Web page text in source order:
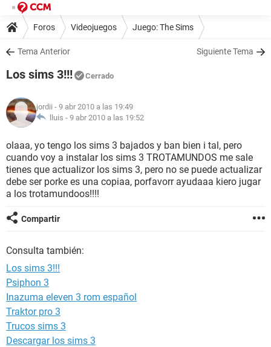
Foros Videojuegos Juego: The Sims
Tema Anterior Siguiente Tema
Los sims 3!!! Cerrado
jordii - 9 abr 2010 a las 19:49
lluis - 9 abr 2010 a las 19:52
olaaa, yo tengo los sims 3 bajados y ban bien i tal, pero
cuando voy a instalar los sims 3 TROTAMUNDOS me sale
tienes que actualizor los sims 3, pero no se puede actualizar
debe ser porke es una copiaa, porfavorr ayudaaa kiero jugar
a los trotamundoos!!!!
Compartir
Consulta también:
Los sims 3!!!
Psiphon 3
Inazuma eleven 3 rom español
Traktor pro 3
Trucos sims 3
Descargar los sims 3